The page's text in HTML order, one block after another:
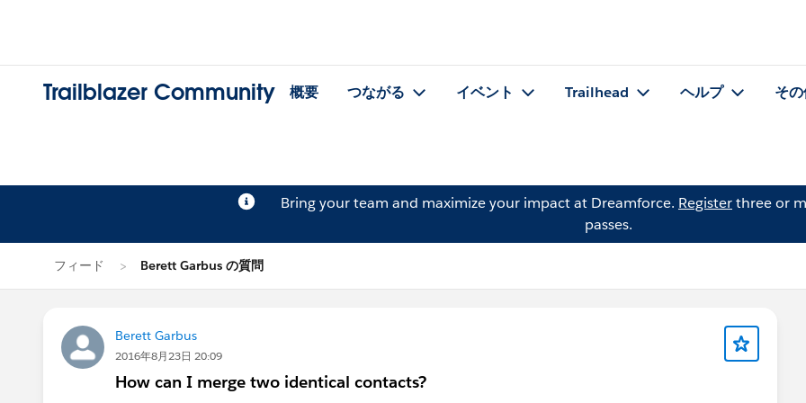
Trailblazer Community 概要 つながる イベント Trailhead ヘルプ そ
Bring your team and maximize your impact at Dreamforce. Registerthree or
passes.
フィード Berett Garbus の質問
Berett Garbus
2016年8月23日 20:09
How can I merge two identical contacts?